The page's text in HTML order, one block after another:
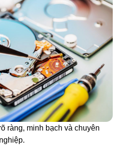
ràng, minh bạch và chuyên
nghiệp.